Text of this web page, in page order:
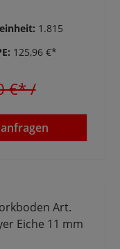
1.815
125,96 €*
€*/